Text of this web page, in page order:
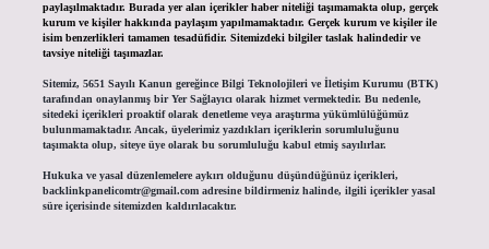
paylaşılmaktadır. Burada yer alan içerikler haber niteliği taşımamakta olup, gerçek
kurum ve kişiler hakkında paylaşım yapılmamaktadır. Gerçek kurum ve kişiler ile
isim benzerlikleri tamamen tesadüfidir. Sitemizdeki bilgiler taslak halindedir ve
tavsiye niteliği taşımazlar.
Sitemiz, 5651 Sayılı Kanun gereğince Bilgi Teknolojileri ve İletişim Kurumu (BTK)
tarafından onaylanmış bir Yer Sağlayıcı olarak hizmet vermektedir. Bu nedenle,
sitedeki içerikleri proaktif olarak denetleme veya araştırma yükümlülüğümüz
bulunmamaktadır. Ancak, üyelerimiz yazdıkları içeriklerin sorumluluğunu
taşımakta olup, siteye üye olarak bu sorumluluğu kabul etmiş sayılırlar.
Hukuka ve yasal düzenlemelere aykırı olduğunu düşündüğünüz içerikleri,
backlinkpanelicomtr@gmail.comadresine bildirmeniz halinde, ilgili içerikler yasal
süre içerisinde sitemizden kaldırılacaktır.